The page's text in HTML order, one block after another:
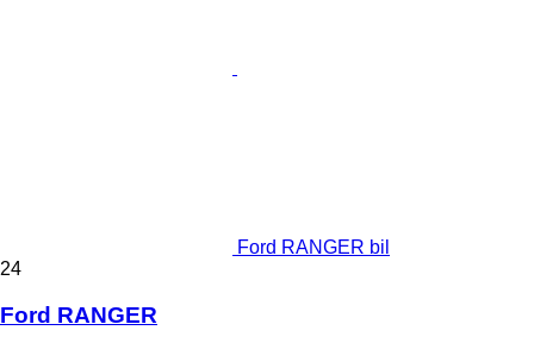
Ford RANGER bil
24
Ford RANGER